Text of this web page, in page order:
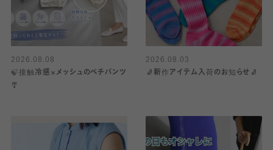
2026.08.08
🍃接触冷感×メッシュのペチパンツ
🎐
2026.08.03
🧦新作アイテム入荷のお知らせ🧦